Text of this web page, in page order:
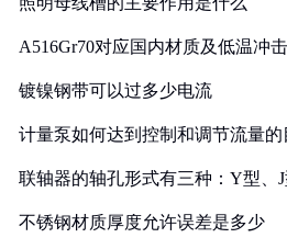
A516Gr70对应国内材质及低温冲
镀镍钢带可以过多少电流
计量泵如何达到控制和调节流量的
联轴器的轴孔形式有三种：Y型、
不锈钢材质厚度允许误差是多少